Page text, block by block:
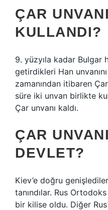
ÇAR
KULLANDI?
9. yüzyıla kadar Bulgar
getirdikleri Han
zamanından itibaren
süre iki unvan birlikte
Çar unvanı kaldı.
ÇAR
DEVLET?
Kiev’e doğru
tanındılar. Rus
bir kilise oldu. Diğer